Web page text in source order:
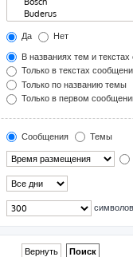
Да
Нет
В названиях тем и
Только в текстах
Только по названию темы
Только в первом
Сообщения
Темы